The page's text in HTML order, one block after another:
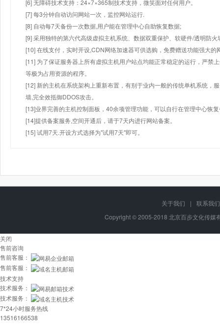
[6] 无障碍技术支持：24×7×365制技术支持，微笑面对任何用户。
[7] 每3分钟自动访问网站一次，监控网站运行.
[8] 自动每7天备份一次数据,用户能在管理中心自助恢复数据;
[9] 采用独特的第六代高级虚拟主机系统、数据双重保护、软硬件/透明防火
[10] 在线支付，实时开设,CDN网络加速器可供选购，免费赠送功能强大
[11] 为了保证服务器上所有虚拟主机用户站点均能正常稳定的运行，严禁
等极为占用资源的程序。
[12] 新的主机在系统架构上重新布置，有别于业内一般的传统单机系统，
墙,完全效抵御DDOS攻击。
[13]业界完善的主机控制面板，40余项管理功能，可以自行在管理中心恢
[14]提供备案服务,空间开通后，请于7天内进行网站备案。
[15] 试用7天.开设方式选择为"试用7天"即可。
关于我们 |
联系我们
Copyright © 2005-2018 北京百步文化传
关闭
售前咨询
售前客服：
售前客服：
技术支持
技术服务：
技术服务：
7*24小时服务热线
13516166538